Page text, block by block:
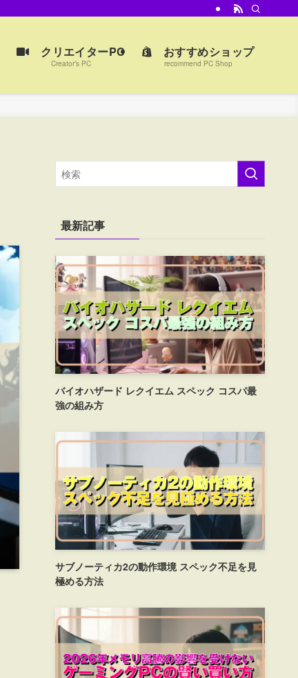
クリエイターPC
Creator’s PC
おすすめショップ
recommend PC Shop
最新記事
バイオハザード レクイエム スペック コスパ最
強の組み方
サブノーティカ2の動作環境 スペック不足を見
極める方法